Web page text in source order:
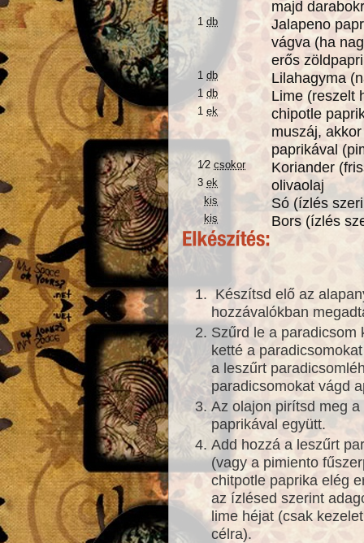
majd
1db
Jalapeno
vágva (ha
erős
1db Lilahagyma
1db Lime (reszelt
1ek
chipotle
muszáj,
paprikával
1⁄2csokor Koriander
3ek olivaolaj
kis Só (ízlés
kis Bors (ízlés
Készítsd elő az
hozzávalókban
Szűrd le a paradicsom
ketté a
a leszűrt
paradicsomokat vágd
Az olajon pirítsd meg
paprikával együtt.
Add hozzá a leszűrt
(vagy a pimiento
chitpotle paprika elég
az ízlésed szerint
lime héjat (csak
célra).